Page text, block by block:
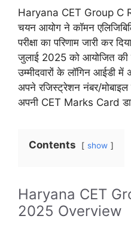
Haryana CET Group C
चयन आयोग ने कॉमन
परीक्षा का परिणाम जारी कर
जुलाई 2025 को आयोजित की
उम्मीदवारों के लॉगिन आईडी में
अपने रजिस्ट्रेशन नंबर/
अपनी CET Marks Card
Contents show
Haryana CET
2025 Overview